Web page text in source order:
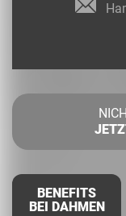
BENEFITS
BEI DAHMEN